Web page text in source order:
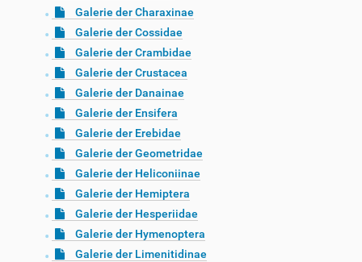
Galerie der Charaxinae
Galerie der Cossidae
Galerie der Crambidae
Galerie der Crustacea
Galerie der Danainae
Galerie der Ensifera
Galerie der Erebidae
Galerie der Geometridae
Galerie der Heliconiinae
Galerie der Hemiptera
Galerie der Hesperiidae
Galerie der Hymenoptera
Galerie der Limenitidinae